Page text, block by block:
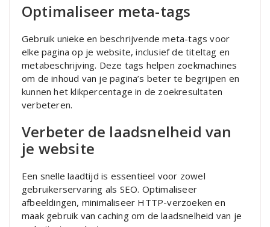
Optimaliseer meta-tags
Gebruik unieke en beschrijvende meta-tags voor
elke pagina op je website, inclusief de titeltag en
metabeschrijving. Deze tags helpen zoekmachines
om de inhoud van je pagina’s beter te begrijpen en
kunnen het klikpercentage in de zoekresultaten
verbeteren.
Verbeter de laadsnelheid van
je website
Een snelle laadtijd is essentieel voor zowel
gebruikerservaring als SEO. Optimaliseer
afbeeldingen, minimaliseer HTTP-verzoeken en
maak gebruik van caching om de laadsnelheid van je